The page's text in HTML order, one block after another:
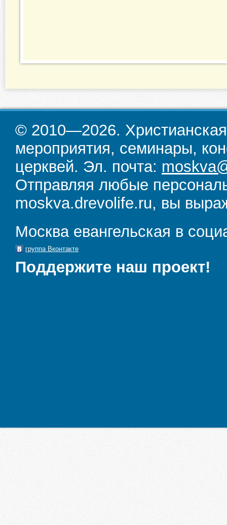
© 2010—2026.
мероприятия, семинары,
церквей. Эл. почта:
Отправляя любые
moskva.drevolife.ru, вы
Москва евангельская в
группа Вконтакте
Поддержите наш проект!